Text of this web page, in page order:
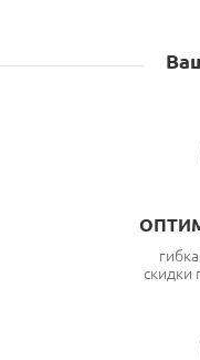
скидки